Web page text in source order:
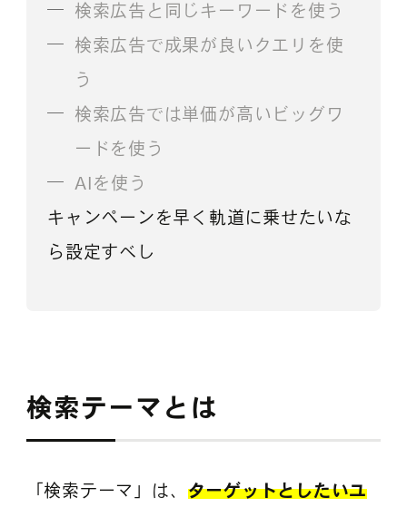
検索広告と同じキーワードを使う
検索広告で成果が良いクエリを使
う
検索広告では単価が高いビッグワ
ードを使う
AIを使う
キャンペーンを早く軌道に乗せたいな
ら設定すべし
検索テーマとは
「検索テーマ」は、 ターゲットとしたいユ